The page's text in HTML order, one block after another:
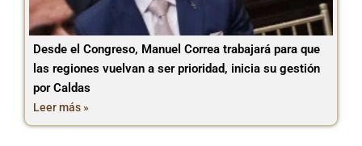
Desde el Congreso, Manuel Correa trabajará para que
las regiones vuelvan a ser prioridad, inicia su gestión
por Caldas
Leer más »